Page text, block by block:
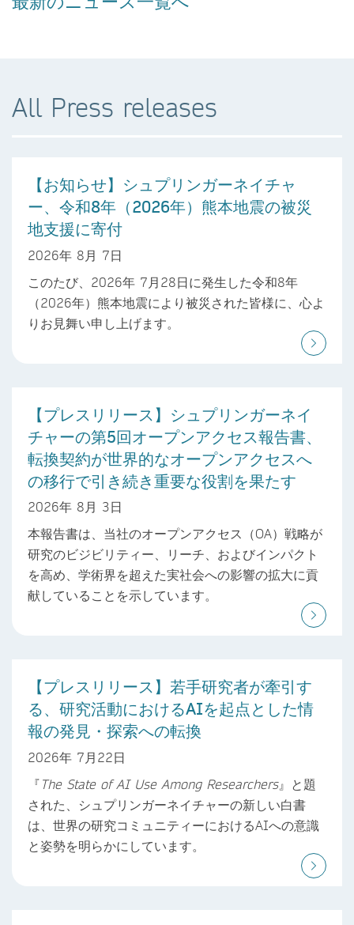
All Press releases
【お知らせ】シュプリンガーネイチャ
ー、令和8年（2026年）熊本地震の被災
地支援に寄付
2026年 8月 7日
このたび、2026年 7月28日に発生した令和8年
（2026年）熊本地震により被災された皆様に、心よ
りお見舞い申し上げます。
【プレスリリース】シュプリンガーネイ
チャーの第5回オープンアクセス報告書、
転換契約が世界的なオープンアクセスへ
の移行で引き続き重要な役割を果たす
2026年 8月 3日
本報告書は、当社のオープンアクセス（OA）戦略が
研究のビジビリティー、リーチ、およびインパクト
を高め、学術界を超えた実社会への影響の拡大に貢
献していることを示しています。
【プレスリリース】若手研究者が牽引す
る、研究活動におけるAIを起点とした情
報の発見・探索への転換
2026年 7月22日
『The State of AI Use Among Researchers』と題
された、シュプリンガーネイチャーの新しい白書
は、世界の研究コミュニティーにおけるAIへの意識
と姿勢を明らかにしています。